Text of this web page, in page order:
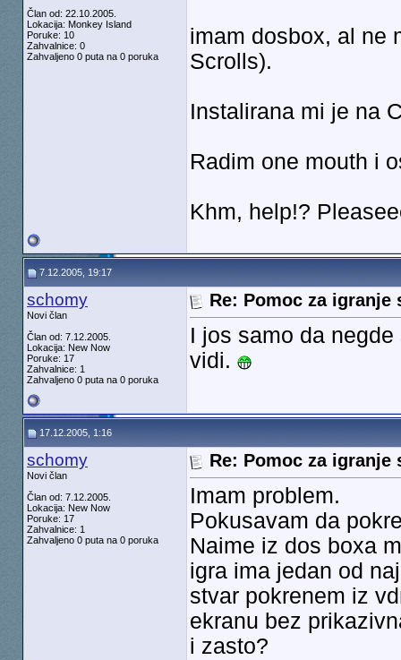
Član od: 22.10.2005.
Lokacija: Monkey Island
Poruke: 10
Zahvalnice: 0
Zahvaljeno 0 puta na 0 poruka
imam dosbox, al ne
Scrolls).
Instalirana mi je na
Radim one mouth i
Khm, help!?
7.12.2005, 19:17
schomy
Novi član
Član od: 7.12.2005.
Lokacija: New Now
Poruke: 17
Zahvalnice: 1
Zahvaljeno 0 puta na 0 poruka
Re: Pomoc za igranje
I jos samo da
vidi.
17.12.2005, 1:16
schomy
Novi član
Član od: 7.12.2005.
Lokacija: New Now
Poruke: 17
Zahvalnice: 1
Zahvaljeno 0 puta na 0 poruka
Re: Pomoc za igranje
Imam problem.
Pokusavam da
Naime iz dos boxa
igra ima jedan od
stvar pokrenem iz
ekranu bez
i zasto?